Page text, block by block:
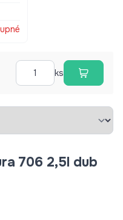
ks
706 2,5l dub